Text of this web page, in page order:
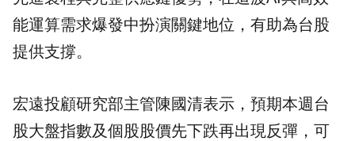
能運算需求爆發中扮演關鍵地位，有助為台股
提供支撐。
宏遠投顧研究部主管陳國清表示，預期本週台
股大盤指數及個股股價先下跌再出現反彈，可